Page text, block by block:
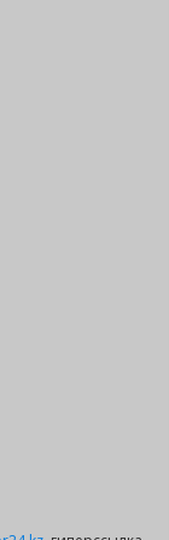
работника. До
по основной